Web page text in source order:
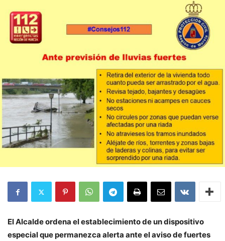
El Alcalde ordena el establecimiento de un dispositivo
especial que permanezca alerta ante el aviso de fuertes